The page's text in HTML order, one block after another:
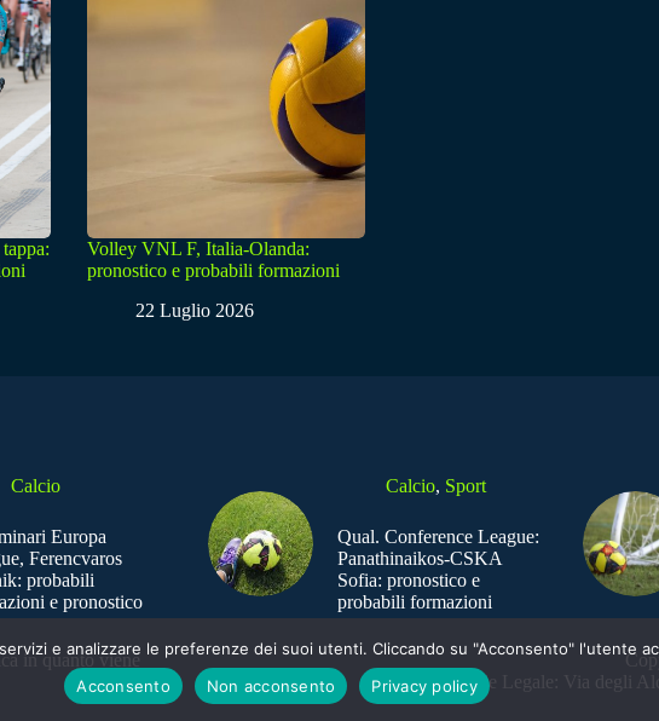
Volley VNL F, Italia-Olanda:
pronostico e probabili formazioni
22 Luglio 2026
Calcio
Europa
Ferencvaros
probabili
e pronostico
Calcio, Sport
Qual. Conference League:
Panathinaikos-CSKA
Sofia: pronostico e
probabili formazioni
in quanto viene
Sede Legale: Via degli
e analizzare le preferenze dei suoi utenti. Cliccando su "Acconsento" l'utente
Acconsento
Non acconsento Privacy policy